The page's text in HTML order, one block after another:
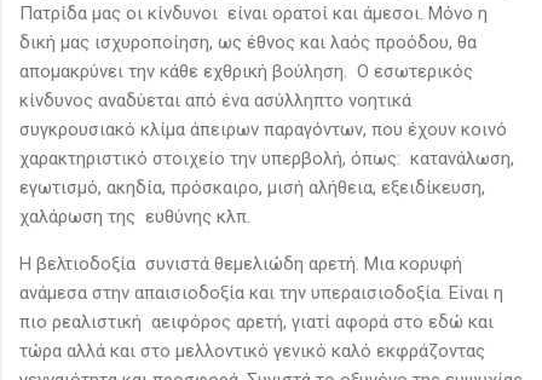
Πατρίδα μας οι κίνδυνοι είναι ορατοί και άμεσοι. Μόνο η
δική μας ισχυροποίηση, ως έθνος και λαός προόδου, θα
απομακρύνει την κάθε εχθρική βούληση. Ο εσωτερικός
κίνδυνος αναδύεται από ένα ασύλληπτο νοητικά
συγκρουσιακό κλίμα άπειρων παραγόντων, που έχουν κοινό
χαρακτηριστικό στοιχείο την υπερβολή, όπως: κατανάλωση,
εγωτισμό, ακηδία, πρόσκαιρο, μισή αλήθεια, εξειδίκευση,
χαλάρωση της ευθύνης κλπ.
Η βελτιοδοξία συνιστά θεμελιώδη αρετή. Μια κορυφή
ανάμεσα στην απαισιοδοξία και την υπεραισιοδοξία. Είναι η
πιο ρεαλιστική αειφόρος αρετή, γιατί αφορά στο εδώ και
τώρα αλλά και στο μελλοντικό γενικό καλό εκφράζοντας